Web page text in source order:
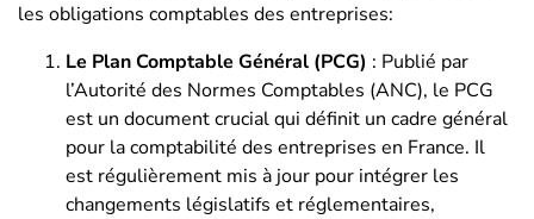
les obligations comptables des entreprises:
Le Plan Comptable Général (PCG) : Publié par
l’Autorité des Normes Comptables (ANC), le PCG
est un document crucial qui définit un cadre général
pour la comptabilité des entreprises en France. Il
est régulièrement mis à jour pour intégrer les
changements législatifs et réglementaires,